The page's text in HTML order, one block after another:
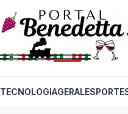
TECNOLOGIAGERAL